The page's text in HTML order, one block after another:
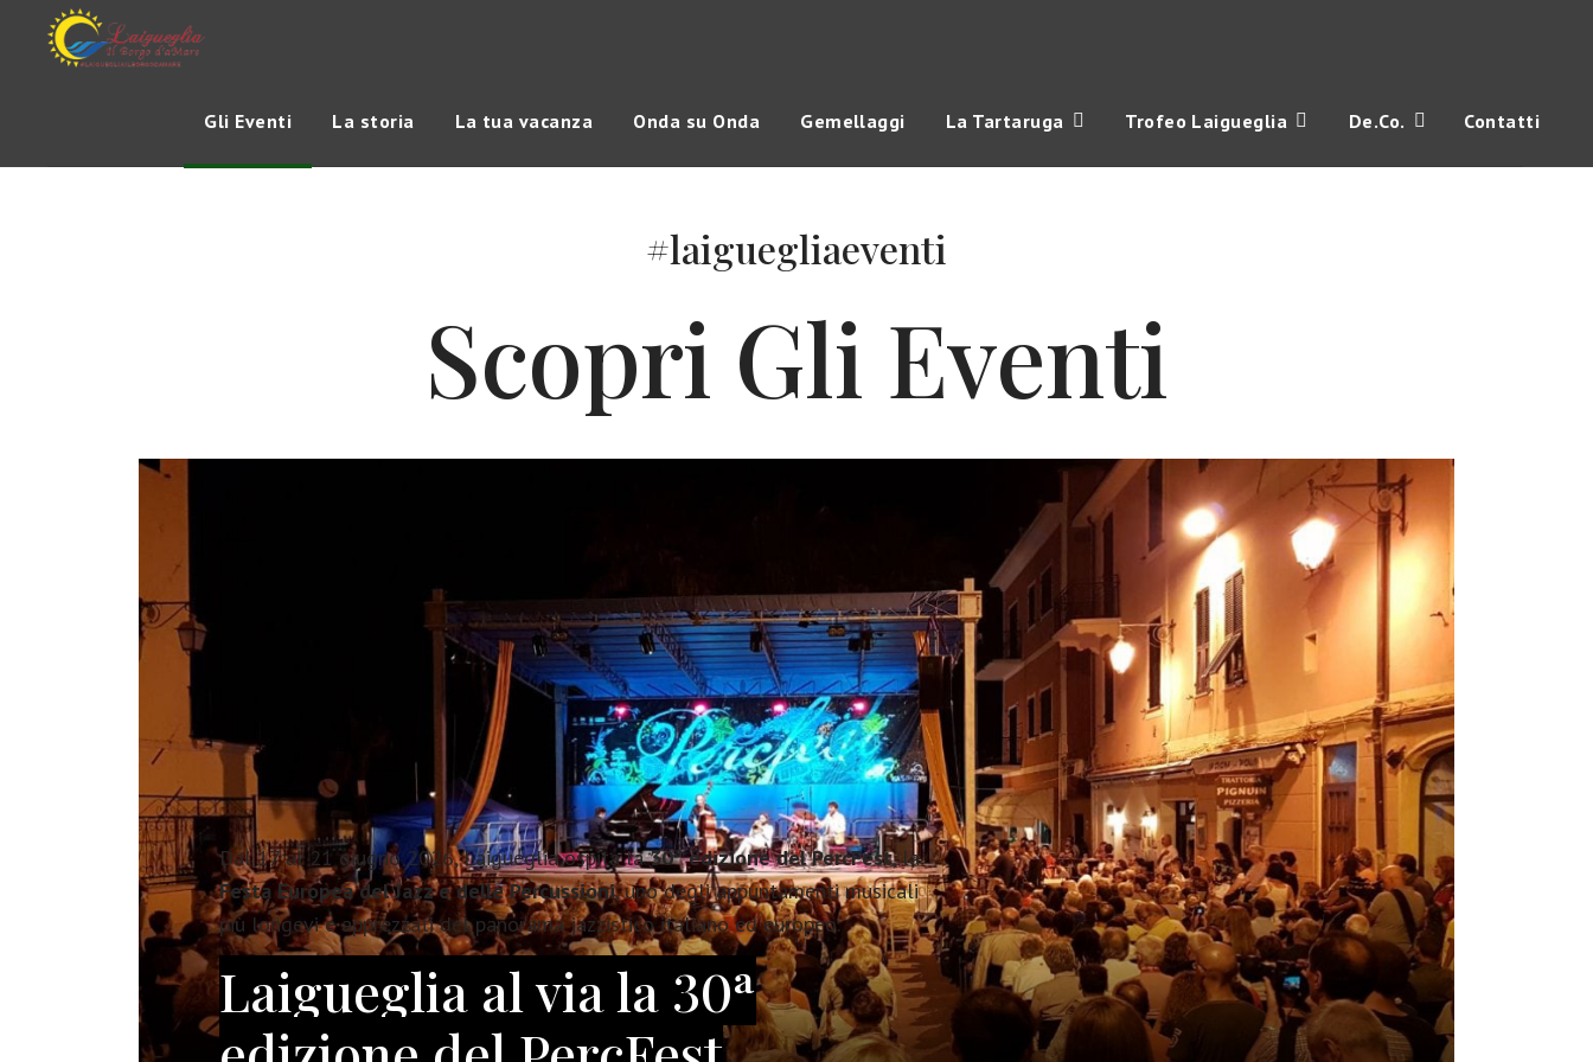
Gli Eventi La storia La tua vacanza Onda su Onda Gemellaggi La Tartaruga Trofeo Laigueglia De.Co. Contatti
#laiguegliaeventi
Scopri Gli Eventi
Laigueglia al via la 30ª
Dal 17 al 21 giugno 2026, Laigueglia ospita la30ª edizione del PercFest, la
Festa Europea del Jazz e delle Percussioni, uno degli appuntamenti musicali
più longevi e apprezzati del panorama jazzistico italiano ed europeo.